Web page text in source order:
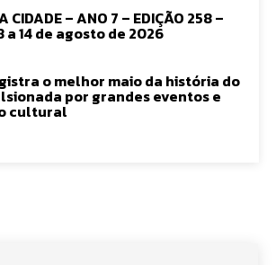
CIDADE – ANO 7 – EDIÇÃO 258 –
a 14 de agosto de 2026
o melhor maio da história do
por grandes eventos e
cultural